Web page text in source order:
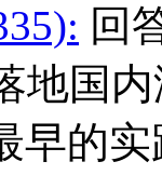
回
地国
早的